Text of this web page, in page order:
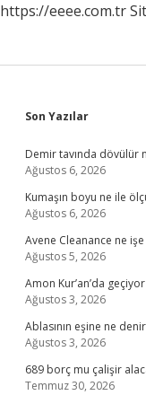
https://eeee.com.tr
Sidebar
Son Yazılar
Demir tavında dövülür
Ağustos 6, 2026
Kumaşın boyu ne ile
Ağustos 6, 2026
Avene Cleanance ne
Ağustos 5, 2026
Amon Kur’an’da
Ağustos 3, 2026
Ablasının eşine ne
Ağustos 3, 2026
689 borç mu çalişir
Temmuz 30, 2026